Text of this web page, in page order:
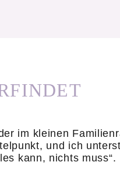
im kleinen
und ich
kann, nichts muss“.